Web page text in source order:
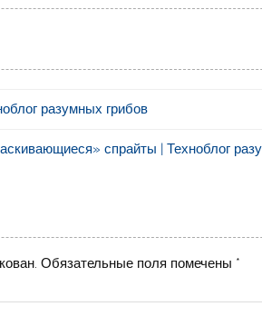
разумных грибов
спрайты | Техноблог
Обязательные поля помечены *